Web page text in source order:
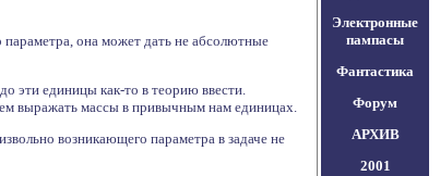
она может дать не абсолютные
эти единицы как-то в теорию ввести.
выражать массы в привычным нам единицах.
возникающего параметра в задаче не
Электронные
пампасы
Фантастика
Форум
АРХИВ
2001